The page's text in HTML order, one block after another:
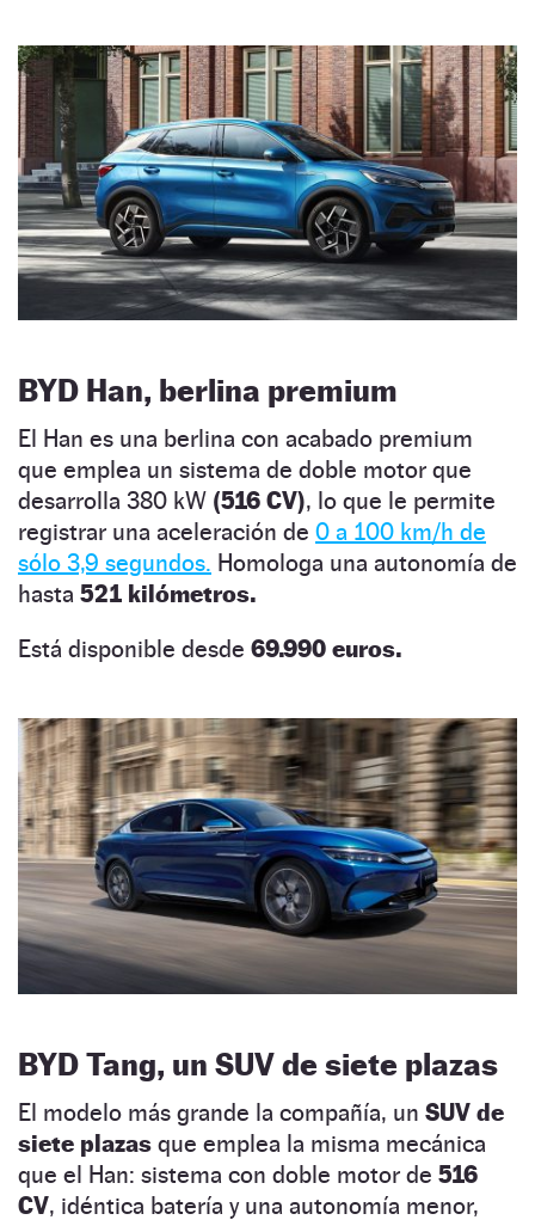
BYD Han, berlina premium
El Han es una berlina con acabado premium
que emplea un sistema de doble motor que
desarrolla 380 kW (516 CV), lo que le permite
registrar una aceleración de 0 a 100 km/h de
sólo 3,9 segundos. Homologa una autonomía de
hasta 521 kilómetros.
Está disponible desde 69.990 euros.
BYD Tang, un SUV de siete plazas
El modelo más grande la compañía, un SUV de
siete plazas que emplea la misma mecánica
que el Han: sistema con doble motor de 516
CV, idéntica batería y una autonomía menor,